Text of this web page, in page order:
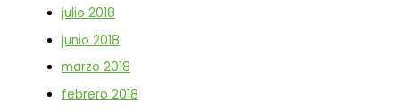
julio 2018
junio 2018
marzo 2018
febrero 2018